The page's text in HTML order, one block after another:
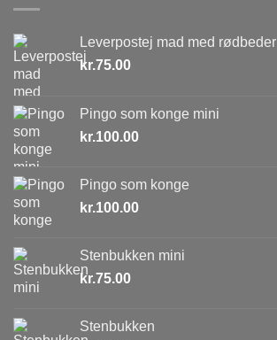
Leverpostej mad med rødbeder
kr.75.00
Pingo som konge mini
kr.100.00
Pingo som konge
kr.100.00
Stenbukken mini
kr.75.00
Stenbukken